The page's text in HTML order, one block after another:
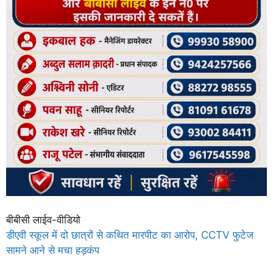
बीबीसी लाईव-वीडियो
डीएवी स्कूल में दो छात्रों से कथित मारपीट का आरोप, CCTV फुटेज
सामने आने से मचा हड़कंप